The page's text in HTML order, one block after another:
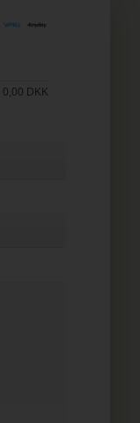
0,00 DKK